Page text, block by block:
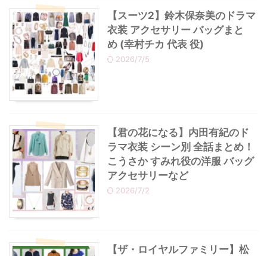
【スーツ2】鈴木保奈美のドラマ
衣装 アクセサリー バッグまと
め (幸村チカ 代表 役)
2026/7/5
【君の花になる】内田有紀のド
ラマ衣装 シーン別 全話まとめ！
こうさか すみれ役の洋服 バッグ
アクセサリーなど
2026/7/2
【ザ・ロイヤルファミリー】松